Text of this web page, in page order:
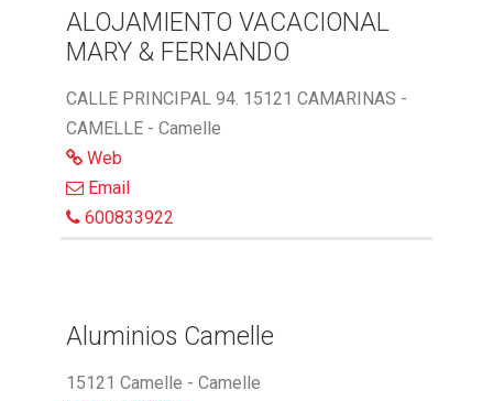
ALOJAMIENTO VACACIONAL
MARY & FERNANDO
CALLE PRINCIPAL 94. 15121 CAMARINAS -
CAMELLE - Camelle
Web
Email
600833922
Aluminios Camelle
15121 Camelle - Camelle